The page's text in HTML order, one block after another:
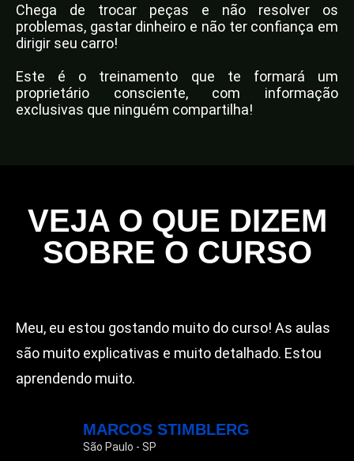
Chega de trocar peças e não resolver os
problemas, gastar dinheiro e não ter confiança em
dirigir seu carro!
Este é o treinamento que te formará um
proprietário consciente, com informação
exclusivas que ninguém compartilha!
VEJA O QUE DIZEM
SOBRE O CURSO
Meu, eu estou gostando muito do curso! As aulas
são muito explicativas e muito detalhado. Estou
aprendendo muito.
MARCOS STIMBLERG
São Paulo - SP